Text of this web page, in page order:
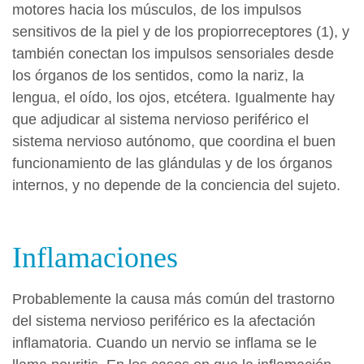
motores hacia los músculos, de los impulsos
sensitivos de la piel y de los propiorreceptores (1), y
también conectan los impulsos sensoriales desde
los órganos de los sentidos, como la nariz, la
lengua, el oído, los ojos, etcétera. Igualmente hay
que adjudicar al sistema nervioso periférico el
sistema nervioso autónomo, que coordina el buen
funcionamiento de las glándulas y de los órganos
internos, y no depende de la conciencia del sujeto.
Inflamaciones
Probablemente la causa más común del trastorno
del sistema nervioso periférico es la afectación
inflamatoria. Cuando un nervio se inflama se le